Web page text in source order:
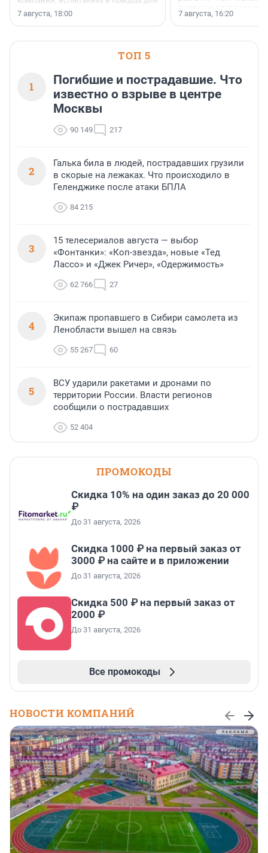
осторожного оптимизма.
7 августа, 18:00
поменялась роль
7 августа, 16:20
ТОП 5
1
Погибшие и пострадавшие. Что
известно о взрыве в центре
Москвы
90 149 217
2
Галька била в людей, пострадавших грузили
в скорые на лежаках. Что происходило в
Геленджике после атаки БПЛА
84 215
3
15 телесериалов августа — выбор
«Фонтанки»: «Коп-звезда», новые «Тед
Лассо» и «Джек Ричер», «Одержимость»
62 766 27
4
Экипаж пропавшего в Сибири самолета из
Ленобласти вышел на связь
55 267 60
5
ВСУ ударили ракетами и дронами по
территории России. Власти регионов
сообщили о пострадавших
52 404
ПРОМОКОДЫ
Скидка 10% на один заказ до 20 000
₽
До 31 августа, 2026
Скидка 1000 ₽ на первый заказ от
3000 ₽ на сайте и в приложении
До 31 августа, 2026
Скидка 500 ₽ на первый заказ от
2000 ₽
До 31 августа, 2026
Все промокоды
НОВОСТИ КОМПАНИЙ